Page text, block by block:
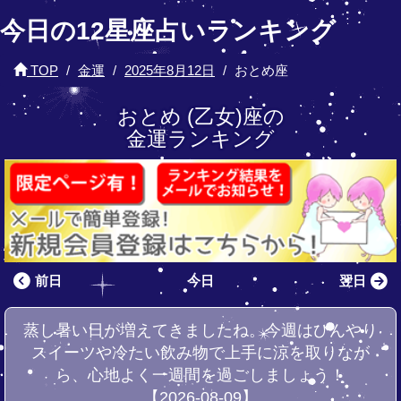
今日の12星座占いランキング
TOP 金運 2025年8月12日 おとめ座
おとめ (乙女)座の
金運ランキング
前日 今日 翌日
蒸し暑い日が増えてきましたね。今週はひんやり
スイーツや冷たい飲み物で上手に涼を取りなが
ら、心地よく一週間を過ごしましょう！